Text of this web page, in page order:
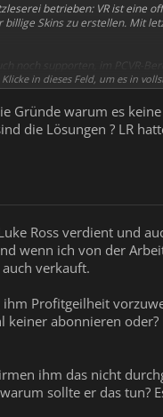
betrieben: VR ist eine
billige Skins zu erstellen. Mit
noch supporten, im PCVR-
VR-Modus für Standalone
mit einem VR-Addon
haben.
großartige, "richtige" VR-
Klicke in dieses Feld, um es in
Gründe warum es
die Lösungen ? LR
Ross verdient und
wenn ich von der
verkauft.
Profitgeilheit
abonnieren
ihm das nicht
sollte er das tun?